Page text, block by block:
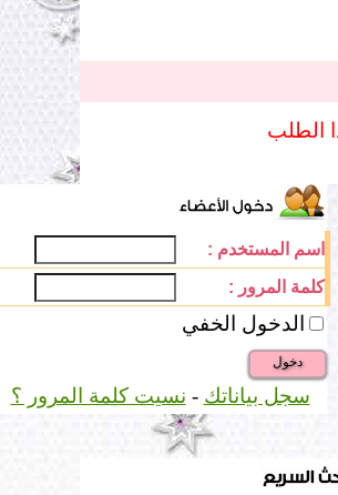
الطلب
اسم المستخدم :
كلمة المرور :
الدخول الخفي
دخول
سجل بياناتك - نسيت كلمة المرور ؟